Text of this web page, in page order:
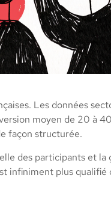
Les données
moyen de 20 à
façon structurée.
des participants et la
infiniment plus qualifié